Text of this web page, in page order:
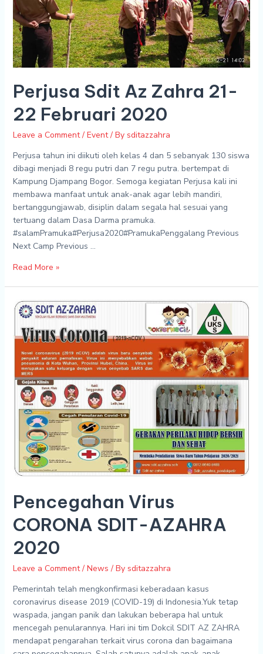
Perjusa Sdit Az Zahra 21-
22 Februari 2020
Leave a Comment / Event/ By sditazzahra
Perjusa tahun ini diikuti oleh kelas 4 dan 5 sebanyak 130 siswa
dibagi menjadi 8 regu putri dan 7 regu putra. bertempat di
Kampung Djampang Bogor. Semoga kegiatan Perjusa kali ini
membawa manfaat untuk anak-anak agar lebih mandiri,
bertanggungjawab, disiplin dalam segala hal sesuai yang
tertuang dalam Dasa Darma pramuka.
#salamPramuka#Perjusa2020#PramukaPenggalang Previous
Next Camp Previous …
22
Februari
2020
Read More »
Pencegahan Virus
CORONA SDIT-AZAHRA
2020
Leave a Comment / News / By sditazzahra
Pemerintah telah mengkonfirmasi keberadaan kasus
coronavirus disease 2019 (COVID-19) di Indonesia.Yuk tetap
waspada, jangan panik dan lakukan beberapa hal untuk
mencegah penularannya. Hari ini tim Dokcil SDIT AZ ZAHRA
mendapat pengarahan terkait virus corona dan bagaimana
Pencegahan
Virus
CORONA
SDIT-
AZAHRA
2020